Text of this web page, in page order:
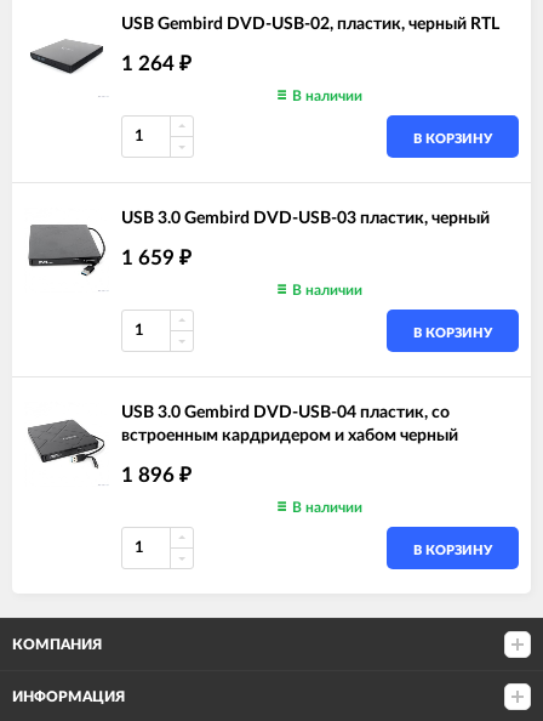
USB Gembird DVD-USB-02, пластик, черный RTL
1 264 ₽
В наличии
В КОРЗИНУ
USB 3.0 Gembird DVD-USB-03 пластик, черный
1 659 ₽
В наличии
В КОРЗИНУ
USB 3.0 Gembird DVD-USB-04 пластик, со
встроенным кардридером и хабом черный
1 896 ₽
В наличии
В КОРЗИНУ
КОМПАНИЯ
ИНФОРМАЦИЯ